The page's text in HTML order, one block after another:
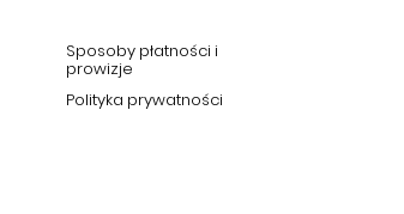
Sposoby płatności i
prowizje
Polityka prywatności